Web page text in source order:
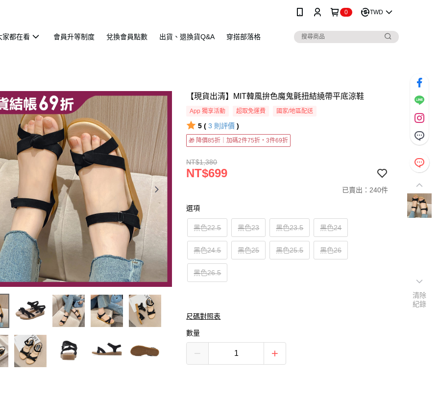
0 TWD
家都在看 會員升等制度 兌換會員點數 出貨、退換貨Q&A 穿搭部落格
【現貨出清】MIT韓風拚色魔鬼氈扭結繞帶平底涼鞋
App 獨享活動 超取免運費 國家/地區配送
5 ( 3 則評價 )
🎁 降價85折｜加碼2件75折・3件69折
NT$1,380
NT$699
已賣出：240件
選項
黑色22.5 黑色23 黑色23.5 黑色24
黑色24.5 黑色25 黑色25.5 黑色26
黑色26.5
尺碼對照表
數量
清除
紀錄